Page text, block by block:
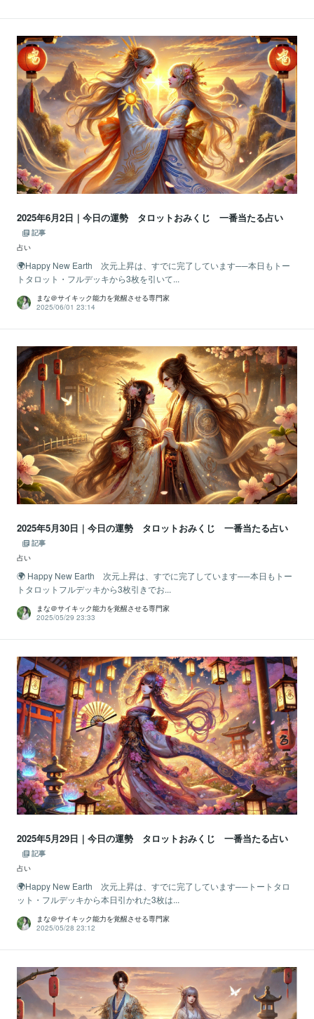
2025年6月2日｜今日の運勢 タロットおみくじ 一番当たる占い
記事
占い
🌍Happy New Earth 次元上昇は、すでに完了しています──本日もトー
トタロット・フルデッキから3枚を引いて...
まな＠サイキック能力を覚醒させる専門家
2025/06/01 23:14
2025年5月30日｜今日の運勢 タロットおみくじ 一番当たる占い
記事
占い
🌍 Happy New Earth 次元上昇は、すでに完了しています──本日もトー
トタロットフルデッキから3枚引きでお...
まな＠サイキック能力を覚醒させる専門家
2025/05/29 23:33
2025年5月29日｜今日の運勢 タロットおみくじ 一番当たる占い
記事
占い
🌍Happy New Earth 次元上昇は、すでに完了しています──トートタロ
ット・フルデッキから本日引かれた3枚は...
まな＠サイキック能力を覚醒させる専門家
2025/05/28 23:12